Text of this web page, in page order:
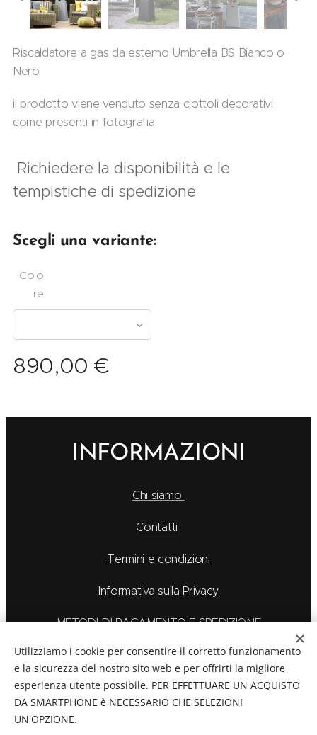
Riscaldatore a gas da esterno Umbrella BS Bianco o
Nero
il prodotto viene venduto senza ciottoli decorativi
come presenti in fotografia
Richiedere la disponibilità e le
tempistiche di spedizione
Scegli una variante:
Colo
re
890,00 €
INFORMAZIONI
Chi siamo
Contatti
Termini e condizioni
Informativa sulla Privacy
METODI DI PAGAMENTO E SPEDIZIONE
La Feu S.r.l. via Caduti Delle Alpi Apuane 6, Borgo San
Utilizziamo i cookie per consentire il corretto funzionamento
e la sicurezza del nostro sito web e per offrirti la migliore
esperienza utente possibile. PER EFFETTUARE UN ACQUISTO
DA SMARTPHONE è NECESSARIO CHE SELEZIONI
UN'OPZIONE.